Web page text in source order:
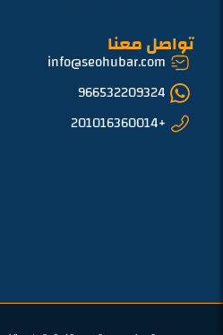
تواصل معنا
info@seohubar.com
966532209324
+201016360014